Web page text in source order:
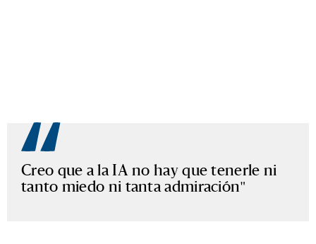
Creo que a la IA no hay que tenerle ni
tanto miedo ni tanta admiración